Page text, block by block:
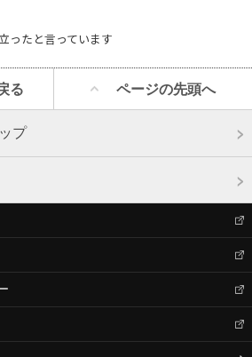
ったと言っています
る ページの先頭へ
プ